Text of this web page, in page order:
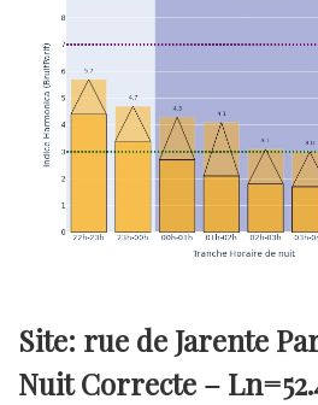
Site: rue de Jarente
Nuit Correcte –